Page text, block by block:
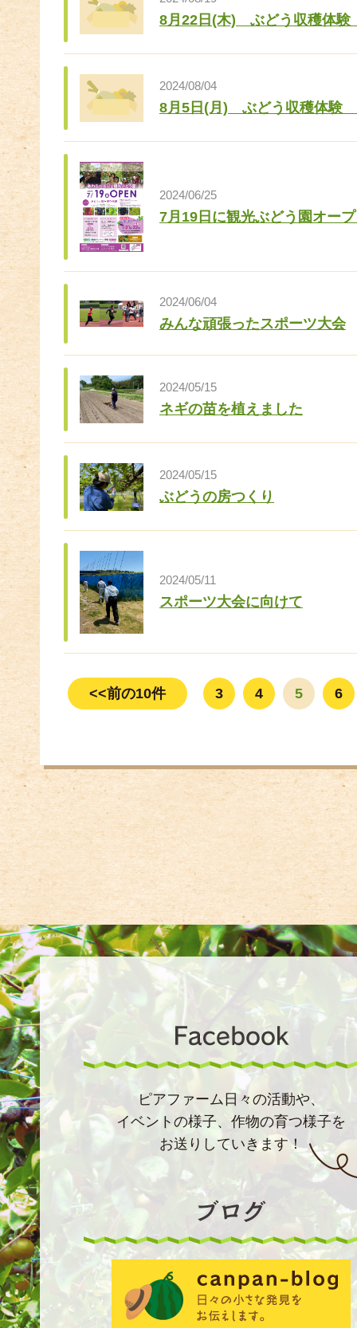
8月22日(木) ぶどう収穫体
2024/08/04
8月5日(月) ぶどう収穫体験
2024/06/25
7月19日に観光ぶどう園オー
2024/06/04
みんな頑張ったスポーツ大会
2024/05/15
ネギの苗を植えました
2024/05/15
ぶどうの房つくり
2024/05/11
スポーツ大会に向けて
<<前の10件 3 4 5 6
ピアファーム日々の活動や、
イベントの様子、作物の育つ様子を
お送りしていきます！